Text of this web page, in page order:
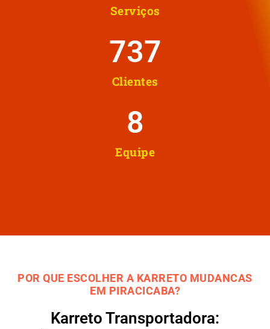
Serviços
Clientes
737
Equipe
8
POR QUE ESCOLHER A KARRETO MUDANCAS
EM PIRACICABA?
Karreto Transportadora: